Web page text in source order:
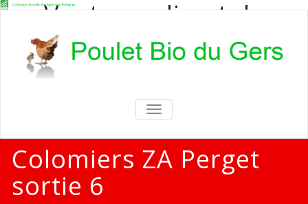
Vente en direct de
poulets bio
Vente en direct de poulets bio aux
particuliers et professionnels
TOGGLE
NAVIGATION
Colomiers ZA Perget
sortie 6